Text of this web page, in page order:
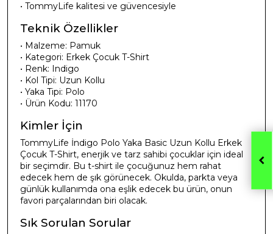
• TommyLife kalitesi ve güvencesiyle
Teknik Özellikler
• Malzeme: Pamuk
• Kategori: Erkek Çocuk T-Shirt
• Renk: Indigo
• Kol Tipi: Uzun Kollu
• Yaka Tipi: Polo
• Ürün Kodu: 11170
Kimler İçin
TommyLife İndigo Polo Yaka Basic Uzun Kollu Erkek
Çocuk T-Shirt, enerjik ve tarz sahibi çocuklar için ideal
bir seçimdir. Bu t-shirt ile çocuğunuz hem rahat
edecek hem de şık görünecek. Okulda, parkta veya
günlük kullanımda ona eşlik edecek bu ürün, onun
favori parçalarından biri olacak.
Sık Sorulan Sorular